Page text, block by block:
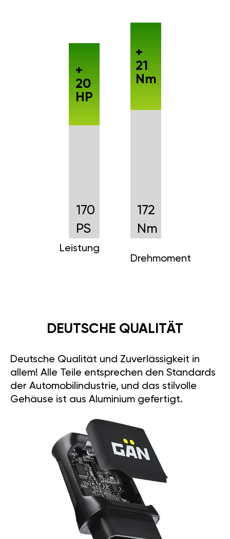
170
PS
Leistung
+
20
HP
172
Nm
Drehmoment
+
21
Nm
DEUTSCHE QUALITÄT
Deutsche Qualität und Zuverlässigkeit in
allem! Alle Teile entsprechen den Standards
der Automobilindustrie, und das stilvolle
Gehäuse ist aus Aluminium gefertigt.